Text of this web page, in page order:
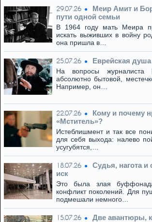
29.07.26
Меир Амит и
пути одной семьи
В 1964 году мать Меира
искать выживших в войну
она пришла в…
25.07.26 Eвpeйская
На вопросы журналиста
абсолютно бытовой,
Например, он…
22.07.26
Кому и почему
«Мститель»?
Истеблишмент и так все
для себя выхода: налево
усугубятся,…
18.07.26
Cудья, нагота
иск
Это была злая
конфликт поколений. Для
подмешали немного…
15.07.26 Две авантюры,